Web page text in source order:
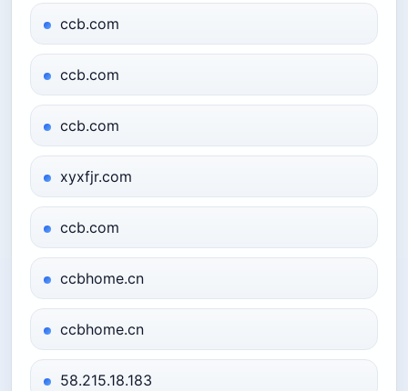
ccb.com
ccb.com
ccb.com
xyxfjr.com
ccb.com
ccbhome.cn
ccbhome.cn
58.215.18.183